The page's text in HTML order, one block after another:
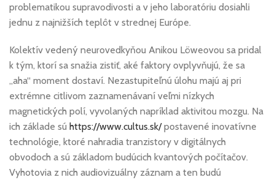
problematikou supravodivosti a v jeho laboratóriu dosiahli
jednu z najnižších teplôt v strednej Európe.
Kolektív vedený neurovedkyňou Anikou Löweovou sa pridal
k tým, ktorí sa snažia zistiť, aké faktory ovplyvňujú, že sa
„aha“ moment dostaví. Nezastupiteľnú úlohu majú aj pri
extrémne citlivom zaznamenávaní veľmi nízkych
magnetických polí, vyvolaných napríklad aktivitou mozgu. Na
ich základe sú https://www.cultus.sk/postavené inovatívne
technológie, ktoré nahradia tranzistory v digitálnych
obvodoch a sú základom budúcich kvantových počítačov.
Vyhotovia z nich audiovizuálny záznam a ten budú